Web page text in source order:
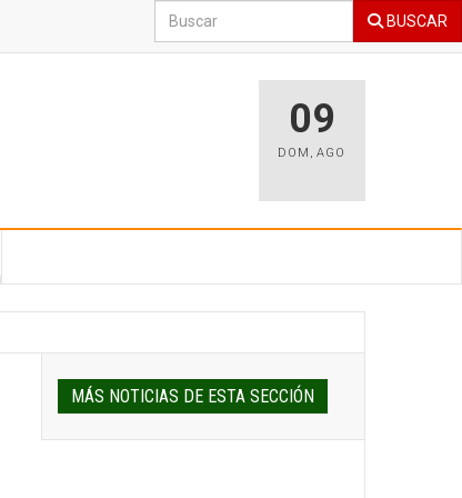
BUSCAR
09
DOM ,AGO
MÁS NOTICIAS DE ESTA SECCIÓN